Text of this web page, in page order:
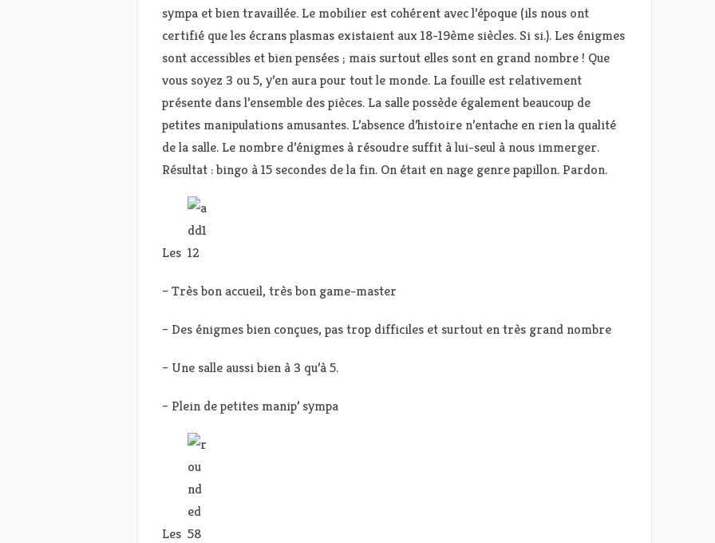
sympa et bien travaillée. Le mobilier est cohérent avec l’époque (ils nous ont
certifié que les écrans plasmas existaient aux 18-19ème siècles. Si si.). Les énigmes
sont accessibles et bien pensées ; mais surtout elles sont en grand nombre ! Que
vous soyez 3 ou 5, y’en aura pour tout le monde. La fouille est relativement
présente dans l’ensemble des pièces. La salle possède également beaucoup de
petites manipulations amusantes. L’absence d’histoire n’entache en rien la qualité
de la salle. Le nombre d’énigmes à résoudre suffit à lui-seul à nous immerger.
Résultat : bingo à 15 secondes de la fin. On était en nage genre papillon. Pardon.
Les
– Très bon accueil, très bon game-master
– Des énigmes bien conçues, pas trop difficiles et surtout en très grand nombre
– Une salle aussi bien à 3 qu’à 5.
– Plein de petites manip’ sympa
Les